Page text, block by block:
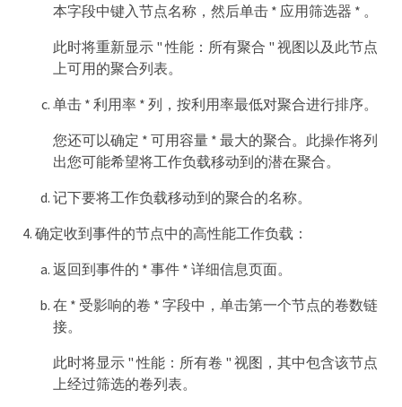
本字段中键入节点名称，然后单击 * 应用筛选器 * 。
此时将重新显示 " 性能：所有聚合 " 视图以及此节点
上可用的聚合列表。
单击 * 利用率 * 列，按利用率最低对聚合进行排序。
您还可以确定 * 可用容量 * 最大的聚合。此操作将列
出您可能希望将工作负载移动到的潜在聚合。
记下要将工作负载移动到的聚合的名称。
确定收到事件的节点中的高性能工作负载：
返回到事件的 * 事件 * 详细信息页面。
在 * 受影响的卷 * 字段中，单击第一个节点的卷数链
接。
此时将显示 " 性能：所有卷 " 视图，其中包含该节点
上经过筛选的卷列表。